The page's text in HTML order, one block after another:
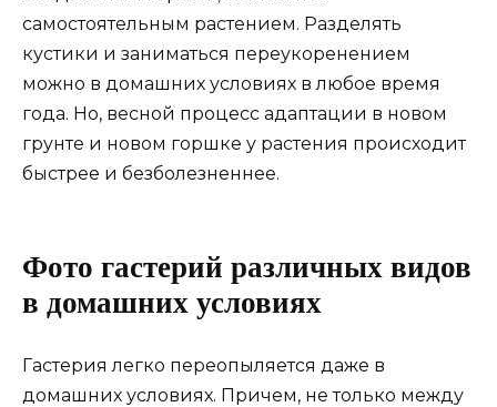
самостоятельным растением. Разделять
кустики и заниматься переукоренением
можно в домашних условиях в любое время
года. Но, весной процесс адаптации в новом
грунте и новом горшке у растения происходит
быстрее и безболезненнее.
Фото гастерий различных видов
в домашних условиях
Гастерия легко переопыляется даже в
домашних условиях. Причем, не только между